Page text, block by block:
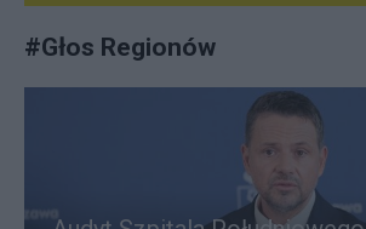
#Głos Regionów